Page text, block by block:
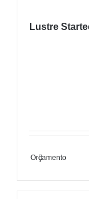
Lustre
Orçamento